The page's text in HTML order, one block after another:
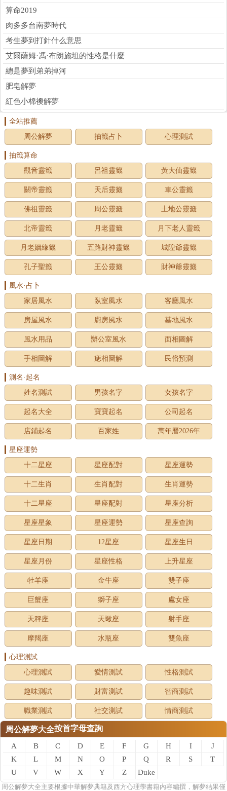
算命2019
肉多多台南夢時代
考生夢到打針什么意思
艾爾薩姆·馮·布朗施坦的性格是什麼
總是夢到弟弟掉河
肥皂解夢
紅色小棉襖解夢
全站推薦
周公解夢
抽籤占卜 心理測試
抽籤算命
觀音靈籤
呂祖靈籤 黃大仙靈籤
關帝靈籤 天后靈籤 車公靈籤
佛祖靈籤 周公靈籤 土地公靈籤
北帝靈籤 月老靈籤 月下老人靈籤
月老姻緣籤 五路財神靈籤 城隍爺靈籤
孔子聖籤 王公靈籤 財神爺靈籤
風水·占卜
家居風水
臥室風水 客廳風水
房屋風水 廚房風水 墓地風水
風水用品 辦公室風水 面相圖解
手相圖解 痣相圖解 民俗預測
測名·起名
姓名測試
男孩名字 女孩名字
起名大全 寶寶起名 公司起名
店鋪起名 百家姓 萬年曆2026年
星座運勢
十二星座
星座配對 星座運勢
十二生肖 生肖配對 生肖運勢
十二星座 星座配對 星座分析
星座星象 星座運勢 星座查詢
星座日期 12星座 星座生日
星座月份 星座性格 上升星座
牡羊座 金牛座 雙子座
巨蟹座 獅子座 處女座
天秤座 天蠍座 射手座
摩羯座 水瓶座 雙魚座
心理測試
心理測試
愛情測試 性格測試
趣味測試 財富測試 智商測試
職業測試 社交測試 情商測試
周公解夢大全按首字母查詢
A B C D E F G H I
J
K
L M N O P Q R S
T
U
V W X Y Z
Duke
of
周公解夢大全主要根據中華解夢典籍及西方心理學書籍內容編撰，解夢結果僅